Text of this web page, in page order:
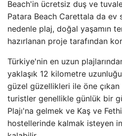
Beach'in ücretsiz duş ve
Patara Beach Carettala da ev
nedenle plaj, doğal yaşamın
hazırlanan proje tarafından
Türkiye'nin en uzun
yaklaşık 12 kilometre
güzel güzellikleri ile öne çıkan
turistler genellikle günlük bir
Plajı'na gelmek ve Kaş ve
hostellerinde kalmak isteyen